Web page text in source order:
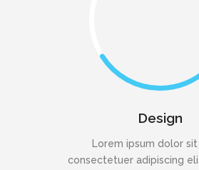
Design
Lorem ipsum dolor
consectetuer adipiscing